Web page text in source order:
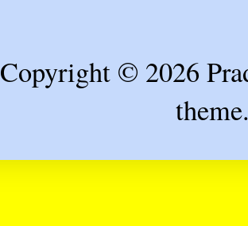
Copyright © 2026